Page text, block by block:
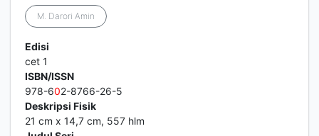
M. Darori Amin
Edisi
cet 1
ISBN/ISSN
978-602-8766-26-5
Deskripsi Fisik
21 cm x 14,7 cm, 557 hlm